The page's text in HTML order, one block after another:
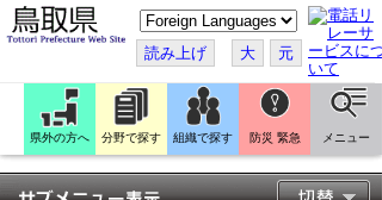
こ
の
ペ
ー
ジ
翻
訳
す
る
読み上げ 大 元
県外の方へ 分野で探す 組織で探す 防災 緊急 メニュー